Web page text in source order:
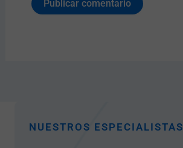
NUESTROS ESPECIALISTAS